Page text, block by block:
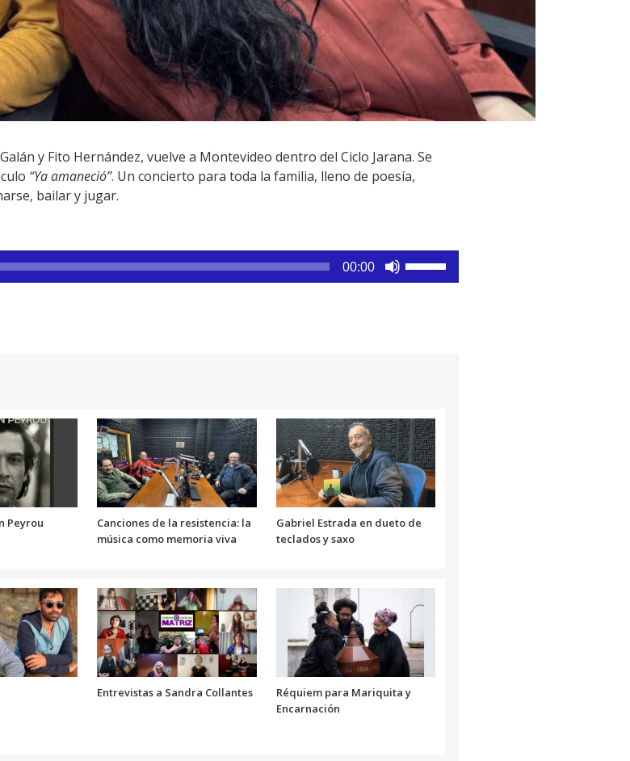
y Fito Hernández, vuelve a Montevideo dentro del Ciclo Jarana. Se
“Ya amaneció”. Un concierto para toda la familia, lleno de poesía,
bailar y jugar.
00:00
disminuir
el
volumen.
Peyrou
Canciones de la resistencia: la
música como memoria viva
Gabriel Estrada en dueto de
teclados y saxo
Entrevistas a Sandra Collantes
Réquiem para Mariquita y
Encarnación